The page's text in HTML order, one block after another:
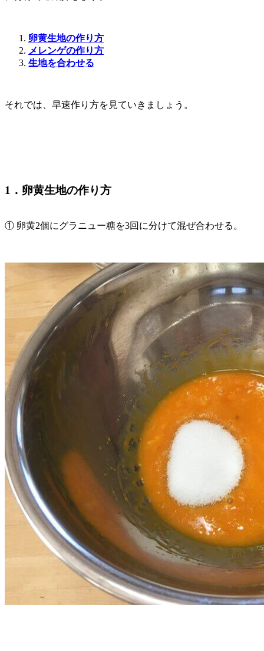
卵黄生地の作り方
メレンゲの作り方
生地を合わせる
それでは、早速作り方を見ていきましょう。
1．卵黄生地の作り方
① 卵黄2個にグラニュー糖を3回に分けて混ぜ合わせる。